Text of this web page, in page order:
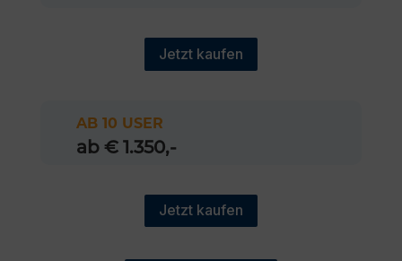
Jetzt kaufen
AB 10 USER
ab € 1.350,-
Jetzt kaufen